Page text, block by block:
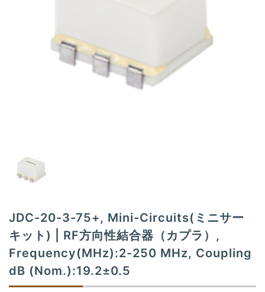
JDC-20-3-75+, Mini-Circuits(ミニサー
キット) | RF方向性結合器（カプラ）,
Frequency(MHz):2-250 MHz, Coupling
dB (Nom.):19.2±0.5